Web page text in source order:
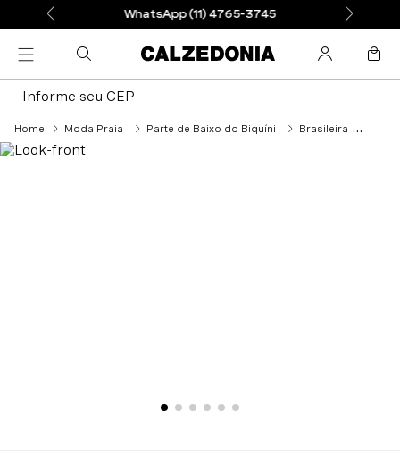
WhatsApp (11) 4765-3745
Informe seu CEP
Moda Praia Parte de Baixo do Biquíni Brasileira